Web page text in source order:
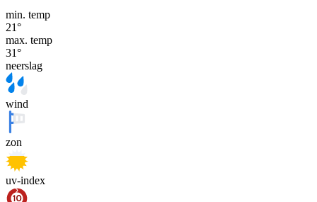
min. temp
21°
max. temp
31°
neerslag
wind
zon
uv-index